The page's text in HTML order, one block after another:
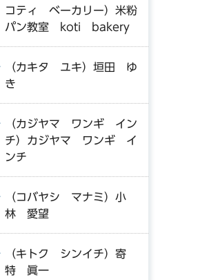
コティ ベーカリー）米粉
パン教室 koti bakery
（カキタ ユキ）垣田 ゆ
き
（カジヤマ ワンギ イン
チ）カジヤマ ワンギ イ
ンチ
（コバヤシ マナミ）小
林 愛望
（キトク シンイチ）寄
特 眞一